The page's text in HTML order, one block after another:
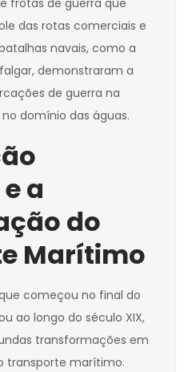
frotas de guerra que
das rotas comerciais e
navais, como a
demonstraram a
de guerra na
domínio das águas.
a
do
Marítimo
começou no final do
ao longo do século XIX,
transformações em
transporte marítimo.